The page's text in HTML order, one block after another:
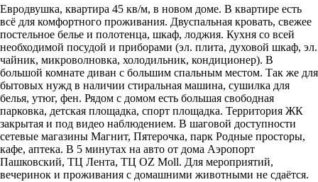
Евродвушка, квартира 45 кв/м, в новом доме. В квартире есть
всё для комфортного проживания. Двуспальная кровать, свежее
постельное белье и полотенца, шкаф, лоджия. Кухня со всей
необходимой посудой и приборами (эл. плита, духовой шкаф, эл.
чайник, микроволновка, холодильник, кондиционер). В
большой комнате диван с большим спальным местом. Так же для
бытовых нужд в наличии стиральная машина, сушилка для
белья, утюг, фен. Рядом с домом есть большая свободная
парковка, детская площадка, спорт площадка. Территория ЖК
закрытая и под видео наблюдением. В шаговой доступности
сетевые магазины Магнит, Пятерочка, парк Родные просторы,
кафе, аптека. В 5 минутах на авто от дома Аэропорт
Пашковский, ТЦ Лента, ТЦ OZ Moll. Для мероприятий,
вечеринок и проживания с домашними животными не сдаётся.